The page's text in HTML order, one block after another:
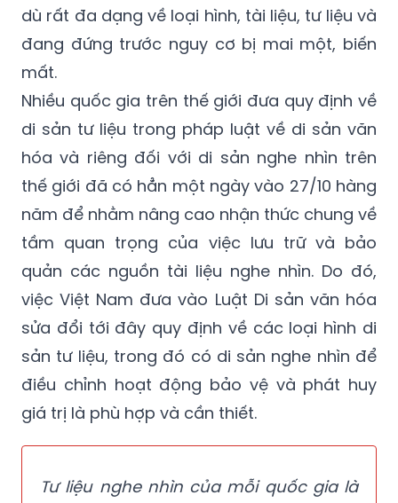
dù rất đa dạng về loại hình, tài liệu, tư liệu và
đang đứng trước nguy cơ bị mai một, biến
mất.
Nhiều quốc gia trên thế giới đưa quy định về
di sản tư liệu trong pháp luật về di sản văn
hóa và riêng đối với di sản nghe nhìn trên
thế giới đã có hẳn một ngày vào 27/10 hàng
năm để nhằm nâng cao nhận thức chung về
tầm quan trọng của việc lưu trữ và bảo
quản các nguồn tài liệu nghe nhìn. Do đó,
việc Việt Nam đưa vào Luật Di sản văn hóa
sửa đổi tới đây quy định về các loại hình di
sản tư liệu, trong đó có di sản nghe nhìn để
điều chỉnh hoạt động bảo vệ và phát huy
giá trị là phù hợp và cần thiết.
Tư liệu nghe nhìn của mỗi quốc gia là